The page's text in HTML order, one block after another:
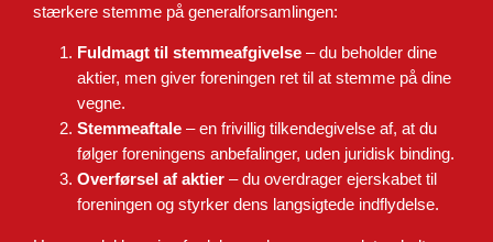
stærkere stemme på generalforsamlingen:
Fuldmagt til stemmeafgivelse – du beholder dine
aktier, men giver foreningen ret til at stemme på dine
vegne.
Stemmeaftale – en frivillig tilkendegivelse af, at du
følger foreningens anbefalinger, uden juridisk binding.
Overførsel af aktier – du overdrager ejerskabet til
foreningen og styrker dens langsigtede indflydelse.